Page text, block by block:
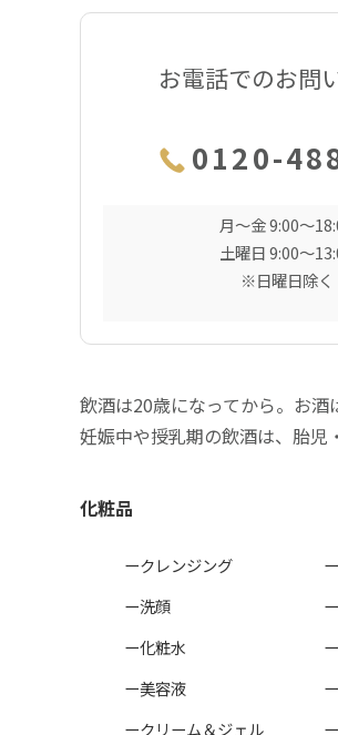
お電話でのお問
0120-
月〜金 9:00〜
土曜日 9:00〜
※日曜日除く
飲酒は20歳になってから。お酒
妊娠中や授乳期の飲酒は、胎児
化粧品
ークレンジング
ー洗顔
ー化粧水
ー美容液
ークリーム＆ジェル